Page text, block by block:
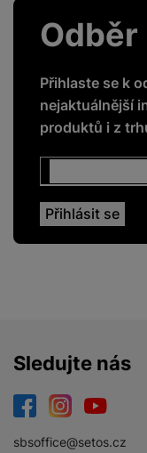
Přihlaste se k
nejaktuálnější
produktů i z
Sledujte nás
sbsoffice@setos.cz